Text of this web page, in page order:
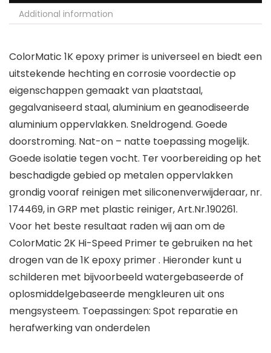
Additional information
ColorMatic 1K epoxy primer is universeel en biedt een
uitstekende hechting en corrosie voordectie op
eigenschappen gemaakt van plaatstaal,
gegalvaniseerd staal, aluminium en geanodiseerde
aluminium oppervlakken. Sneldrogend. Goede
doorstroming. Nat-on – natte toepassing mogelijk.
Goede isolatie tegen vocht. Ter voorbereiding op het
beschadigde gebied op metalen oppervlakken
grondig vooraf reinigen met siliconenverwijderaar, nr.
174469, in GRP met plastic reiniger, Art.Nr.190261.
Voor het beste resultaat raden wij aan om de
ColorMatic 2K Hi-Speed Primer te gebruiken na het
drogen van de 1K epoxy primer . Hieronder kunt u
schilderen met bijvoorbeeld watergebaseerde of
oplosmiddelgebaseerde mengkleuren uit ons
mengsysteem. Toepassingen: Spot reparatie en
herafwerking van onderdelen